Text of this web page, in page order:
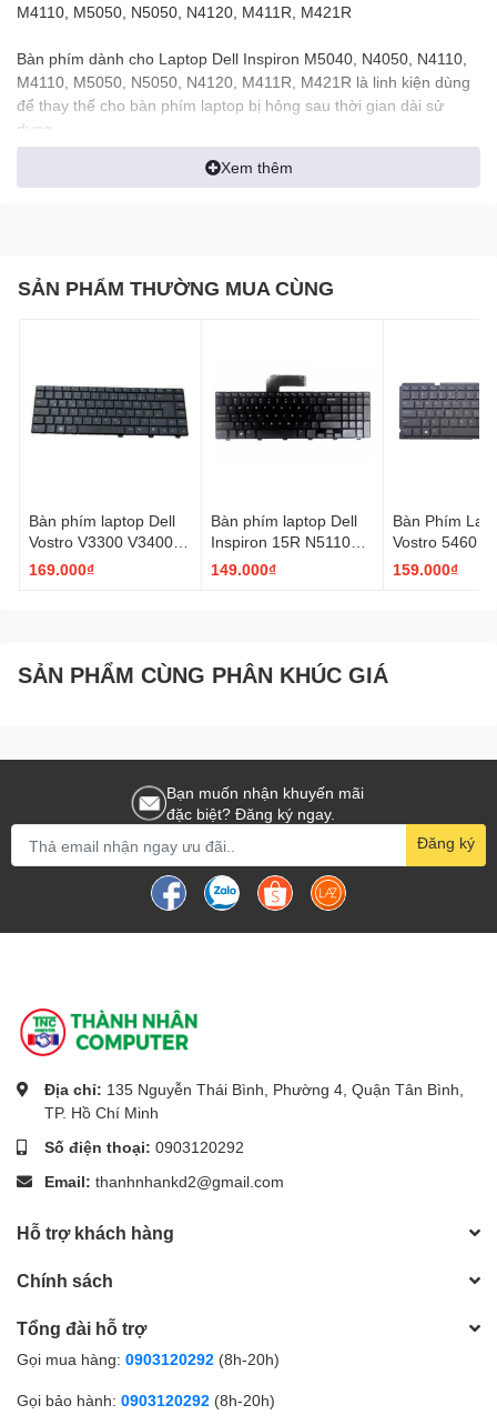
M4110, M5050, N5050, N4120, M411R, M421R
Bàn phím dành cho Laptop Dell Inspiron M5040, N4050, N4110,
M4110, M5050, N5050, N4120, M411R, M421R là linh kiện dùng
để thay thế cho bàn phím laptop bị hỏng sau thời gian dài sử
dụng.
Sản phẩm sử dụng giao diện Tiếng Anh (chuẩn US), không đèn
M5050, N5050, N4120, M411R M421R
Xem thêm
SẢN PHẨM THƯỜNG MUA CÙNG
Bàn phím laptop Dell
Vostro V3300 V3400
V3500
169.000₫
Bàn phím laptop Dell
Inspiron 15R N5110
M5110 M5010 M501Z
149.000₫
Bàn Phím
Vostro 5460
5480
159.000₫
SẢN PHẨM CÙNG PHÂN KHÚC GIÁ
Bạn muốn nhận khuyến mãi
đặc biệt? Đăng ký ngay.
Đăng ký
Địa chỉ: 135 Nguyễn Thái Bình, Phường 4, Quận Tân Bình,
TP. Hồ Chí Minh
Số điện thoại: 0903120292
Email: thanhnhankd2@gmail.com
Hỗ trợ khách hàng
Chính sách
Tổng đài hỗ trợ
Gọi mua hàng: 0903120292 (8h-20h)
Gọi bảo hành: 0903120292 (8h-20h)